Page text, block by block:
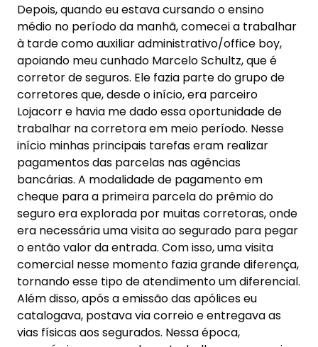
Depois, quando eu estava cursando o ensino
médio no período da manhã, comecei a trabalhar
à tarde como auxiliar administrativo/office boy,
apoiando meu cunhado Marcelo Schultz, que é
corretor de seguros. Ele fazia parte do grupo de
corretores que, desde o início, era parceiro
Lojacorr e havia me dado essa oportunidade de
trabalhar na corretora em meio período. Nesse
início minhas principais tarefas eram realizar
pagamentos das parcelas nas agências
bancárias. A modalidade de pagamento em
cheque para a primeira parcela do prêmio do
seguro era explorada por muitas corretoras, onde
era necessária uma visita ao segurado para pegar
o então valor da entrada. Com isso, uma visita
comercial nesse momento fazia grande diferença,
tornando esse tipo de atendimento um diferencial.
Além disso, após a emissão das apólices eu
catalogava, postava via correio e entregava as
vias físicas aos segurados. Nessa época,